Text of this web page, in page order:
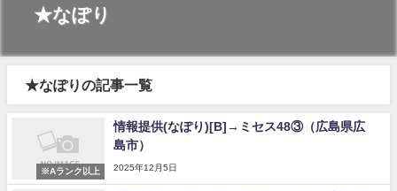
★なぽり
★なぽりの記事一覧
※Aランク以上
情報提供(なぽり)[B]→ミセス48③（広島県広
島市）
2025年12月5日